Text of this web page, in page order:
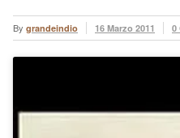
By grandeindio 16 Marzo 2011 0